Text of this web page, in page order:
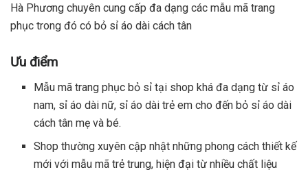
Hà Phương chuyên cung cấp đa dạng các mẫu mã trang
phục trong đó có bỏ sỉ áo dài cách tân
Ưu điểm
Mẫu mã trang phục bỏ sỉ tại shop khá đa dạng từ sỉ áo
nam, sỉ áo dài nữ, sỉ áo dài trẻ em cho đến bỏ sỉ áo dài
cách tân mẹ và bé.
Shop thường xuyên cập nhật những phong cách thiết kế
mới với mẫu mã trẻ trung, hiện đại từ nhiều chất liệu